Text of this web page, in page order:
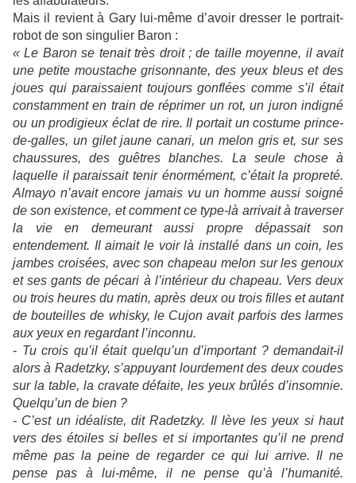
Mais il revient à Gary lui-même d’avoir dresser le portrait-
robot de son singulier Baron :
« Le Baron se tenait très droit ; de taille moyenne, il avait
une petite moustache grisonnante, des yeux bleus et des
joues qui paraissaient toujours gonflées comme s’il était
constamment en train de réprimer un rot, un juron indigné
ou un prodigieux éclat de rire. Il portait un costume prince-
de-galles, un gilet jaune canari, un melon gris et, sur ses
chaussures, des guêtres blanches. La seule chose à
laquelle il paraissait tenir énormément, c’était la propreté.
Almayo n’avait encore jamais vu un homme aussi soigné
de son existence, et comment ce type-là arrivait à traverser
la vie en demeurant aussi propre dépassait son
entendement. Il aimait le voir là installé dans un coin, les
jambes croisées, avec son chapeau melon sur les genoux
et ses gants de pécari à l’intérieur du chapeau. Vers deux
ou trois heures du matin, après deux ou trois filles et autant
de bouteilles de whisky, le Cujon avait parfois des larmes
aux yeux en regardant l’inconnu.
- Tu crois qu’il était quelqu’un d’important ? demandait-il
alors à Radetzky, s’appuyant lourdement des deux coudes
sur la table, la cravate défaite, les yeux brûlés d’insomnie.
Quelqu’un de bien ?
- C’est un idéaliste, dit Radetzky. Il lève les yeux si haut
vers des étoiles si belles et si importantes qu’il ne prend
même pas la peine de regarder ce qui lui arrive. Il ne
pense pas à lui-même, il ne pense qu’à l’humanité.